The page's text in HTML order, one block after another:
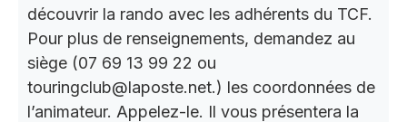
découvrir la rando avec les adhérents du TCF.
Pour plus de renseignements, demandez au
siège (07 69 13 99 22 ou
touringclub@laposte.net.) les coordonnées de
l’animateur. Appelez-le. Il vous présentera la